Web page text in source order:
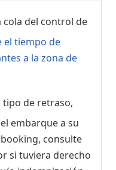
cola del control de
el tiempo de
a la zona de
tipo de retraso,
embarque a su
consulte
si tuviera derecho